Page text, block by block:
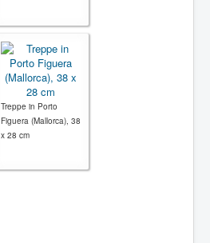
Treppe in Porto
Figuera (Mallorca), 38
x 28 cm